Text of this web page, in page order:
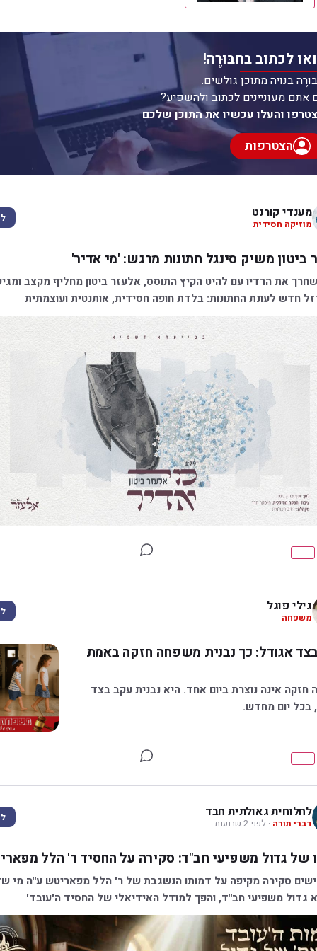
לכתוב בחבּוּרֶה!
בנויה מתוכן גולשים.
אתם מעוניינים לכתוב ולהשפיע?
והעלו עכשיו את התוכן שלכם
הצטרפות
מענדי קורנט
מוזיקה חסידית
ביטון משיק סינגל חתונות מרגש: 'מי אדיר'
את הרדיו עם להיט הקיץ התוסס, אלעזר ביטון מחליף מקצב
חדש לעונת החתונות: בלדת חופה חסידית, אותנטית ועוצמתית
גילי פוגל
משפחה
אגודל: כך נבנית משפחה חזקה באמת
אינה נוצרת ביום אחד. היא נבנית עקב בצד
בכל יום מחדש.
לחלוחית גאולתית חבד
דברי תורה · לפני 2 שבועות
של גדול משפיעי חב"ד: סקירה על החסיד ר' הלל
אנו מגישים סקירה מקיפה על דמותו
גדול משפיעי חב"ד, והפך למודל האידיאלי של החסיד ה'עובד'